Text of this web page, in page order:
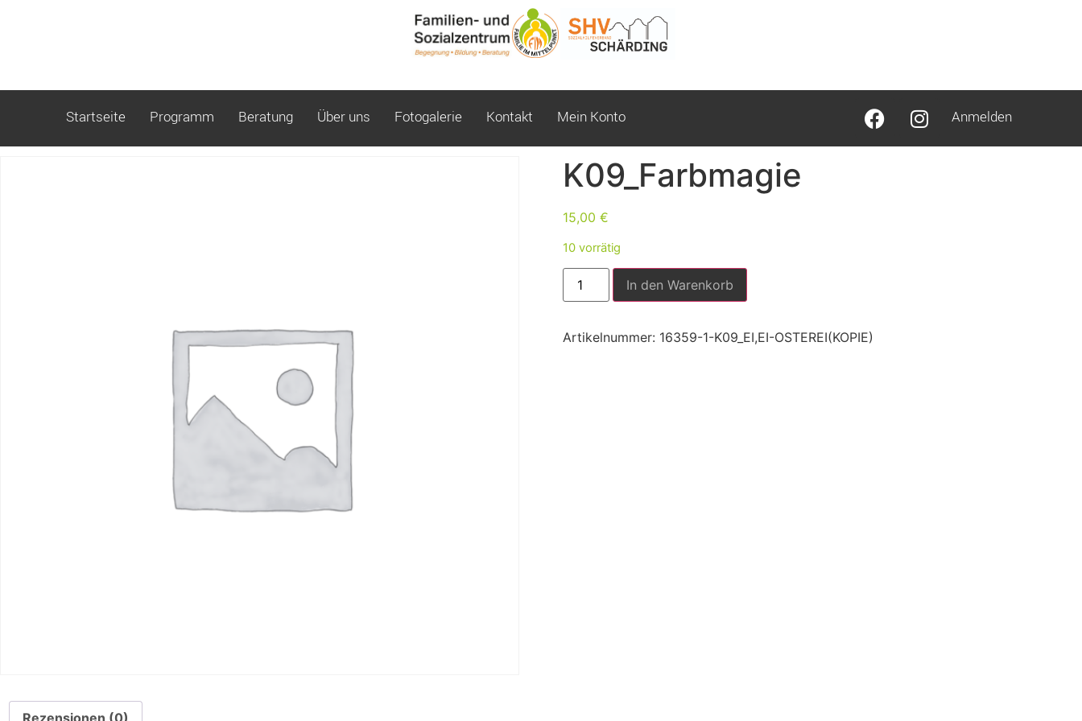
Startseite Programm Beratung Über uns Fotogalerie Kontakt Mein Konto Anmelden
K09_Farbmagie
15,00 €
10 vorrätig
In den Warenkorb
Artikelnummer: 16359-1-K09_EI,EI-OSTEREI(KOPIE)